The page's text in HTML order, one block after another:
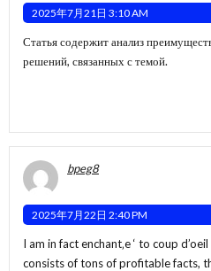
2025年7月21日 3:10 AM
Статья содержит анализ
решений, связанных с темой.
bpeg8
2025年7月22日 2:40 PM
I am in fact enchant‚e ‘ to coup
consists of tons of profitable facts,